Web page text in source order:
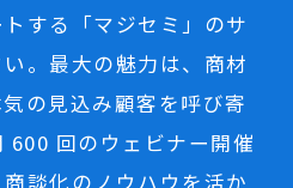
する「マジセミ」のサ
。最大の魅力は、商材
の見込み顧客を呼び寄
600 回のウェビナー開催
談化のノウハウを活か